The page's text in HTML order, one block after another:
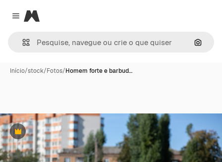
Close menu
Magnific
Início/stock/Fotos/Homem forte e barbud…
Premium